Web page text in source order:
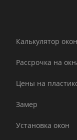
Калькулятор окон
Рассрочка на
Цены на
Замер
Установка окон